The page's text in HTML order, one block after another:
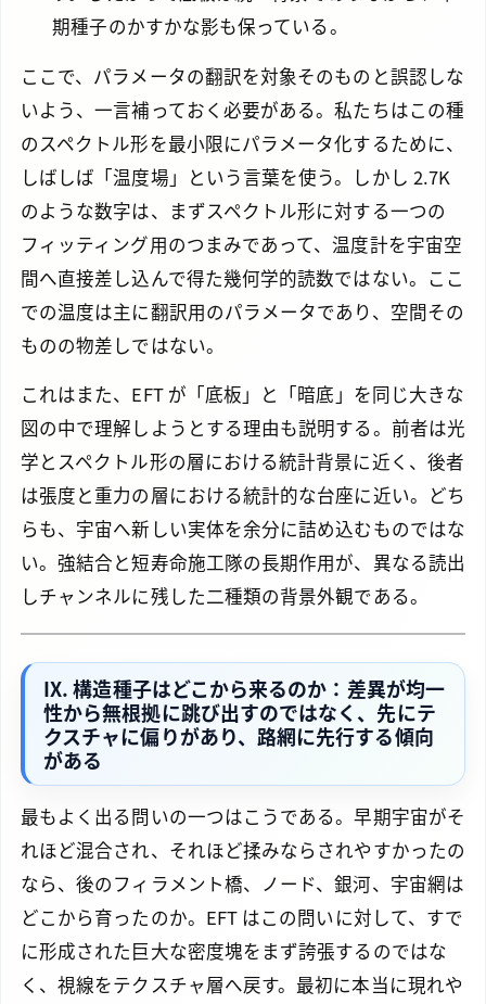
期種子のかすかな影も保っている。
ここで、パラメータの翻訳を対象そのものと誤認しな
いよう、一言補っておく必要がある。私たちはこの種
のスペクトル形を最小限にパラメータ化するために、
しばしば「温度場」という言葉を使う。しかし 2.7K
のような数字は、まずスペクトル形に対する一つの
フィッティング用のつまみであって、温度計を宇宙空
間へ直接差し込んで得た幾何学的読数ではない。ここ
での温度は主に翻訳用のパラメータであり、空間その
ものの物差しではない。
これはまた、EFT が「底板」と「暗底」を同じ大きな
図の中で理解しようとする理由も説明する。前者は光
学とスペクトル形の層における統計背景に近く、後者
は張度と重力の層における統計的な台座に近い。どち
らも、宇宙へ新しい実体を余分に詰め込むものではな
い。強結合と短寿命施工隊の長期作用が、異なる読出
しチャンネルに残した二種類の背景外観である。
IX. 構造種子はどこから来るのか：差異が均一
性から無根拠に跳び出すのではなく、先にテ
クスチャに偏りがあり、路網に先行する傾向
がある
最もよく出る問いの一つはこうである。早期宇宙がそ
れほど混合され、それほど揉みならされやすかったの
なら、後のフィラメント橋、ノード、銀河、宇宙網は
どこから育ったのか。EFT はこの問いに対して、すで
に形成された巨大な密度塊をまず誇張するのではな
く、視線をテクスチャ層へ戻す。最初に本当に現れや